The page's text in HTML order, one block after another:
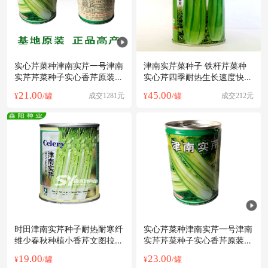
附近何**老板10小时前看了商品
实心芹菜种津南实芹一号津南
实芹芹菜种子实心香芹原装正
¥21.00/罐 成交1281元
津南实芹菜种子 铁杆芹菜种
实心芹四季耐热生长速度快
¥45.00/罐 成交212元
时田津南实芹种子耐热耐寒纤
维少春秋种植小香芹文图拉高
¥19.00/罐
实心芹菜种津南实芹一号津南
实芹芹菜种子实心香芹原装正
¥23.00/罐